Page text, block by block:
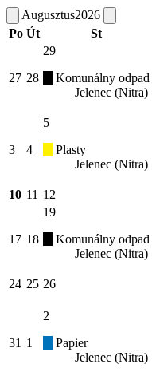
Augusztus2026
Po Út St
27 28
29
Komunálny odpad
Jelenec (Nitra)
3 4
5
Plasty
Jelenec (Nitra)
10 11 12
17 18
19
Komunálny odpad
Jelenec (Nitra)
24 25 26
31 1
2
Papier
Jelenec (Nitra)